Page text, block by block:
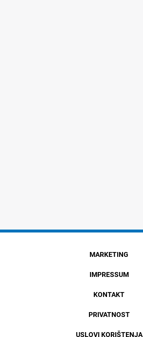
MARKETING
IMPRESSUM
KONTAKT
PRIVATNOST
USLOVI KORIŠTENJA